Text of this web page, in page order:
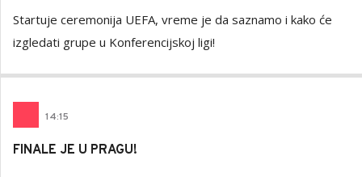
Startuje ceremonija UEFA, vreme je da saznamo i kako će
izgledati grupe u Konferencijskoj ligi!
14:15
FINALE JE U PRAGU!